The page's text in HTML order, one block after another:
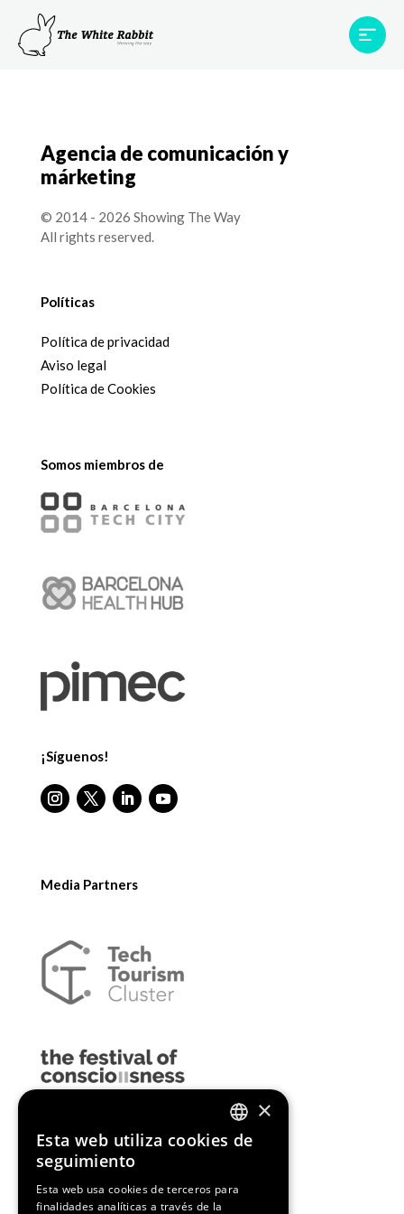
Proyectos
Testimonios
Agencia de comunicación y
márketing
© 2014 - 2026 Showing The Way
All rights reserved.
Políticas
Política de privacidad
Aviso legal
Política de Cookies
Somos miembros de
¡Síguenos!
Media Partners
ENGLISH
×
Esta web utiliza cookies de
seguimiento
Esta web usa cookies de terceros para
finalidades analíticas a través de la